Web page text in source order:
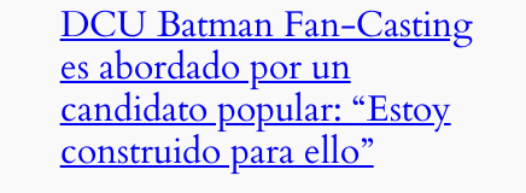
DCU Batman Fan-Casting
es abordado por un
candidato popular: “Estoy
construido para ello”